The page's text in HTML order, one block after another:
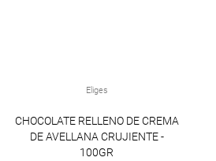
Eliges
CHOCOLATE RELLENO DE CREMA
DE AVELLANA CRUJIENTE -
100GR